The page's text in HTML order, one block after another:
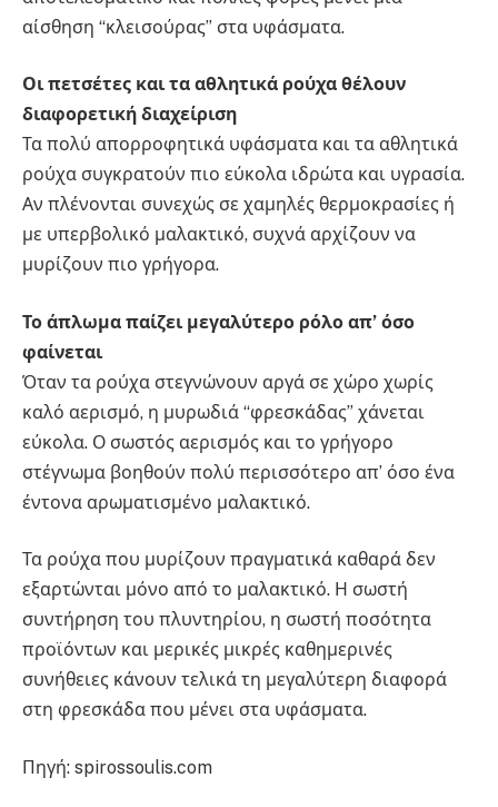
αίσθηση “κλεισούρας” στα υφάσματα.
Οι πετσέτες και τα αθλητικά ρούχα θέλουν
διαφορετική διαχείριση
Τα πολύ απορροφητικά υφάσματα και τα αθλητικά
ρούχα συγκρατούν πιο εύκολα ιδρώτα και υγρασία.
Αν πλένονται συνεχώς σε χαμηλές θερμοκρασίες ή
με υπερβολικό μαλακτικό, συχνά αρχίζουν να
μυρίζουν πιο γρήγορα.
Το άπλωμα παίζει μεγαλύτερο ρόλο απ’ όσο
φαίνεται
Όταν τα ρούχα στεγνώνουν αργά σε χώρο χωρίς
καλό αερισμό, η μυρωδιά “φρεσκάδας” χάνεται
εύκολα. Ο σωστός αερισμός και το γρήγορο
στέγνωμα βοηθούν πολύ περισσότερο απ’ όσο ένα
έντονα αρωματισμένο μαλακτικό.
Τα ρούχα που μυρίζουν πραγματικά καθαρά δεν
εξαρτώνται μόνο από το μαλακτικό. Η σωστή
συντήρηση του πλυντηρίου, η σωστή ποσότητα
προϊόντων και μερικές μικρές καθημερινές
συνήθειες κάνουν τελικά τη μεγαλύτερη διαφορά
στη φρεσκάδα που μένει στα υφάσματα.
Πηγή: spirossoulis.com